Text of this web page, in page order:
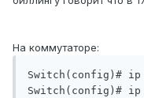
На коммутаторе:
Switch(config)# ip
Switch(config)# ip